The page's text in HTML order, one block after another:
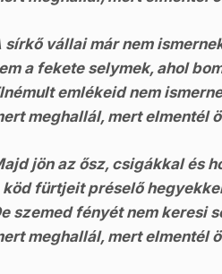
sírkő vállai már nem
a fekete selymek, ahol
emlékeid nem
meghallál, mert elmentél
jön az ősz, csigákkal és
köd fürtjeit préselő
szemed fényét nem keresi
meghallál, mert elmentél